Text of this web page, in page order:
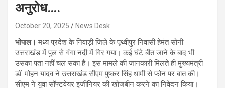
अनुरोध….
October 20, 2025 News Desk
भोपाल। मध्य प्रदेश के निवाड़ी जिले के पृथ्वीपुर निवासी हेमंत सोनी
उत्तराखंड में पुल से गंगा नदी में गिर गया। कई घंटे बीत जाने के बाद भी
उसका पता नहीं चल सका है। इस मामले की जानकारी मिलते ही मुख्यमंत्री
डॉ. मोहन यादव ने उत्तराखंड सीएम पुष्कर सिंह धामी से फोन पर बात की।
सीएम ने युवा सॉफ्टवेयर इंजीनियर की खोजबीन करने का निवेदन किया।